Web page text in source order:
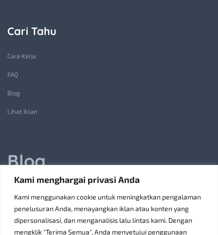
Kami menghargai privasi Anda
Kami menggunakan cookie untuk meningkatkan pengalaman
penelusuran Anda, menayangkan iklan atau konten yang
dipersonalisasi, dan menganalisis lalu lintas kami. Dengan
mengklik "Terima Semua", Anda menyetujui penggunaan
Cari Tahu
Cara Kerja
FAQ
Blog
Lihat Iklan
Blog
Jasa Pembuatan Lift Barang: Solusi Transportasi Vertikal
Receiving Parcels and Mail at a Rented Room in Singapore
6 Tips Pilih Oven Listrik Terbaik Sesuai Kebutuhan